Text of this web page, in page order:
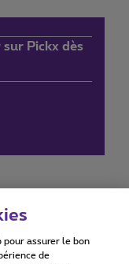
Pickx dès
statement
pour assurer le bon
de